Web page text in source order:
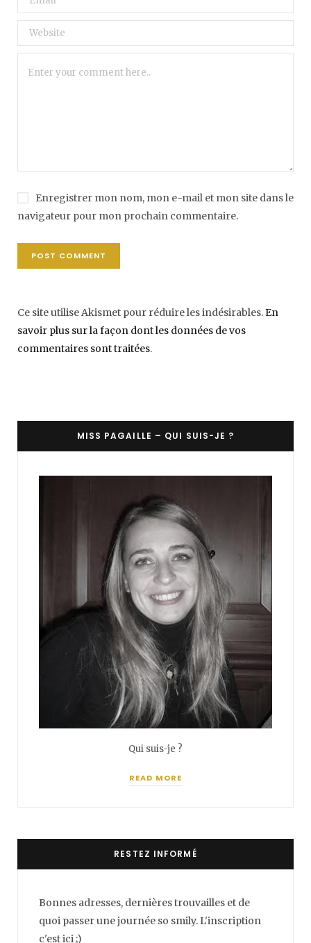
Enregistrer mon nom, mon e-mail et mon site dans le
navigateur pour mon prochain commentaire.
Ce site utilise Akismet pour réduire les indésirables.En
savoir plus sur la façon dont les données de vos
commentaires sont traitées.
MISS PAGAILLE – QUI SUIS-JE ?
Qui suis-je ?
READ MORE
RESTEZ INFORMÉ
Bonnes adresses, dernières trouvailles et de
quoi passer une journée so smily. L'inscription
c'est ici ;)